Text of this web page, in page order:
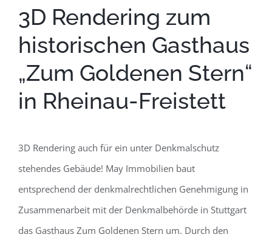
3D Rendering zum
historischen Gasthaus
„Zum Goldenen Stern“
in Rheinau-Freistett
3D Rendering auch für ein unter Denkmalschutz
stehendes Gebäude! May Immobilien baut
entsprechend der denkmalrechtlichen Genehmigung in
Zusammenarbeit mit der Denkmalbehörde in Stuttgart
das Gasthaus Zum Goldenen Stern um. Durch den